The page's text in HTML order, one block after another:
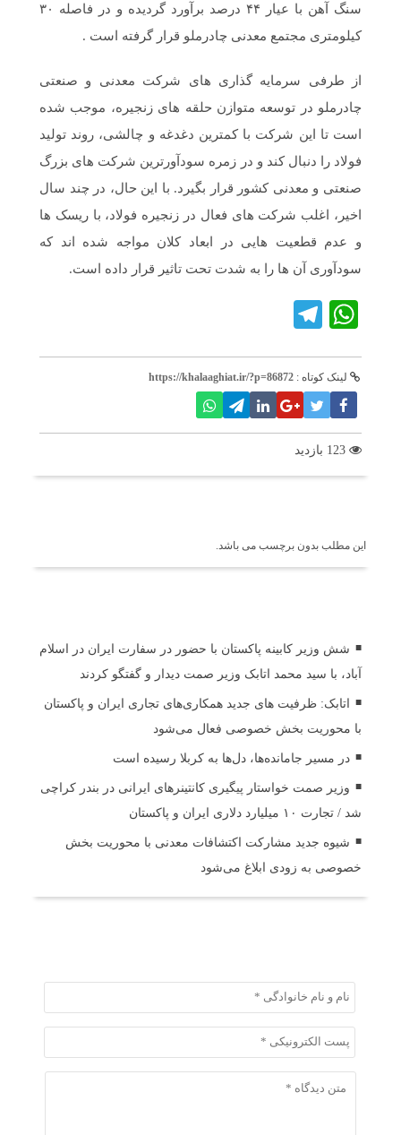
سنگ آهن با عیار ۴۴ درصد برآورد گردیده و در فاصله ۳۰
کیلومتری مجتمع معدنی چادرملو قرار گرفته است .
از طرفی سرمایه گذاری های شرکت معدنی و صنعتی
چادرملو در توسعه متوازن حلقه های زنجیره، موجب شده
است تا این شرکت با کمترین دغدغه و چالشی، روند تولید
فولاد را دنبال کند و در زمره سودآورترین شرکت های بزرگ
صنعتی و معدنی کشور قرار بگیرد. با این حال، در چند سال
اخیر، اغلب شرکت های فعال در زنجیره فولاد، با ریسک ها
و عدم قطعیت هایی در ابعاد کلان مواجه شده اند که
سودآوری آن ها را به شدت تحت تاثیر قرار داده است.
WhatsApp
لینک کوتاه : https://khalaaghiat.ir/?p=86872
این مطلب بدون برچسب می باشد.
شش وزیر کابینه پاکستان با حضور در سفارت ایران در اسلام
آباد، با سید محمد اتابک وزیر صمت دیدار و گفتگو کردند
اتابک: ظرفیت های جدید همکاری‌های تجاری ایران و پاکستان
با محوریت بخش خصوصی فعال می‌شود
در مسیر جا‌مانده‌ها، دل‌ها به کربلا رسیده است
وزیر صمت خواستار پیگیری کانتینرهای ایرانی در بندر کراچی
شد / تجارت ۱۰ میلیارد دلاری ایران و پاکستان
شیوه جدید مشارکت اکتشافات معدنی با محوریت بخش
خصوصی به زودی ابلاغ می‌شود